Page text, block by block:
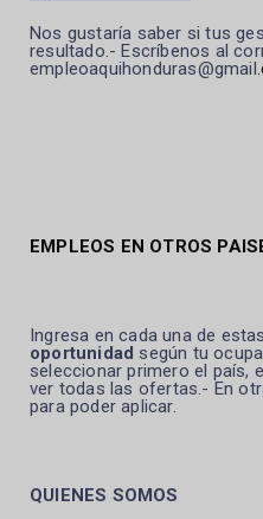
Nos gustaría saber si tus
resultado.- Escríbenos al
empleoaquihonduras@gmail
EMPLEOS EN OTROS
Ingresa en cada una de
oportunidad según tu
seleccionar primero el país,
ver todas las ofertas.- En
para poder aplicar.
QUIENES SOMOS